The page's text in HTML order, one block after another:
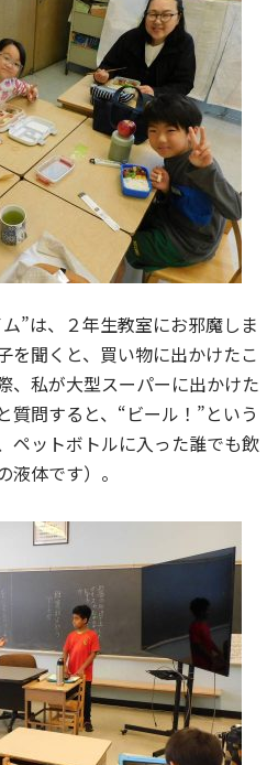
”は、２年生教室にお邪魔しま
を聞くと、買い物に出かけたこ
、私が大型スーパーに出かけた
質問すると、“ビール！”という
ペットボトルに入った誰でも飲
体です）。